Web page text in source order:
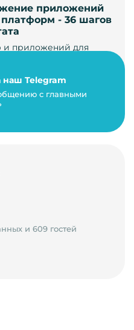
приложений
- 36 шагов
и приложений для
Telegram
с главными
и 609 гостей